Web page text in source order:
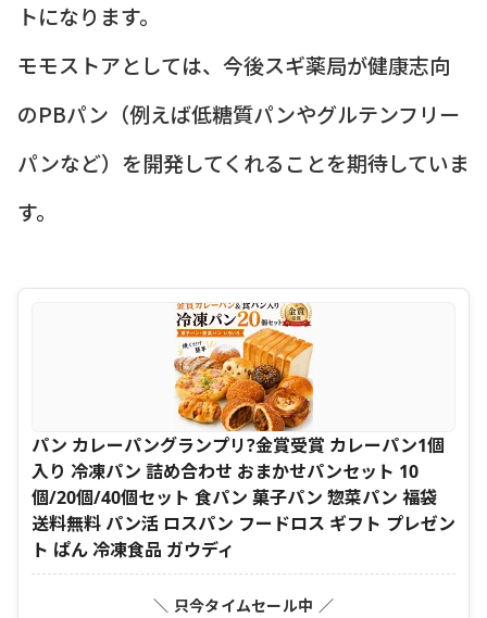
トになります。
モモストアとしては、今後スギ薬局が健康志向
のPBパン（例えば低糖質パンやグルテンフリー
パンなど）を開発してくれることを期待していま
す。
パン カレーパングランプリ?金賞受賞 カレーパン1個
入り 冷凍パン 詰め合わせ おまかせパンセット 10
個/20個/40個セット 食パン 菓子パン 惣菜パン 福袋
送料無料 パン活 ロスパン フードロス ギフト プレゼン
ト ぱん 冷凍食品 ガウディ
＼ 只今タイムセール中 ／